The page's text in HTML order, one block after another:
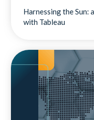
Harnessing the Sun:
with Tableau